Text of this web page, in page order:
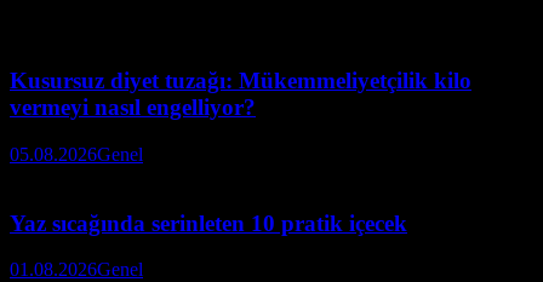
Kusursuz diyet tuzağı: Mükemmeliyetçilik kilo
vermeyi nasıl engelliyor?
05.08.2026Genel
Yaz sıcağında serinleten 10 pratik içecek
01.08.2026Genel